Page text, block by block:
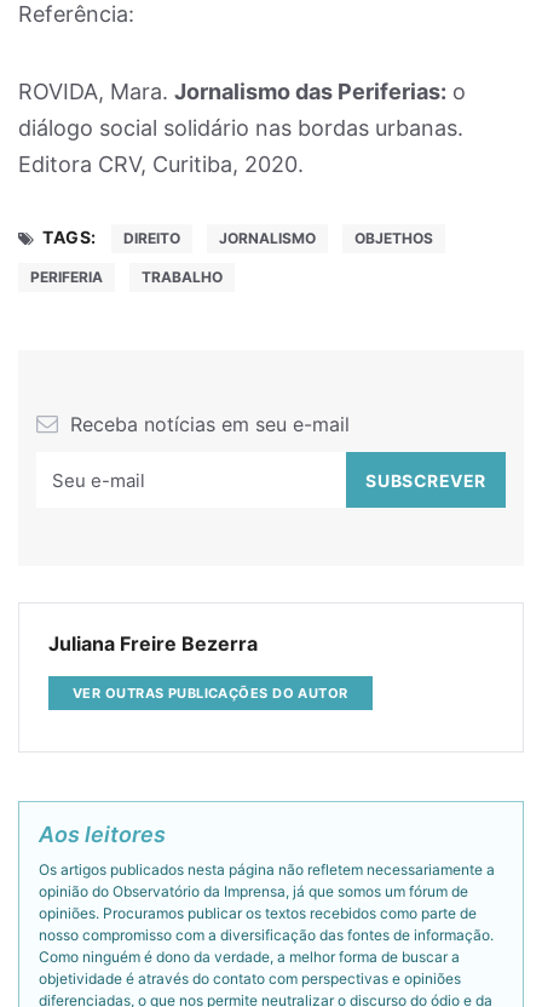
Referência:
ROVIDA, Mara. Jornalismo das Periferias: o
diálogo social solidário nas bordas urbanas.
Editora CRV, Curitiba, 2020.
TAGS: DIREITO JORNALISMO OBJETHOS
PERIFERIA TRABALHO
Receba notícias em seu e-mail
Juliana Freire Bezerra
VER OUTRAS PUBLICAÇÕES DO AUTOR
Aos leitores
Os artigos publicados nesta página não refletem necessariamente a
opinião do Observatório da Imprensa, já que somos um fórum de
opiniões. Procuramos publicar os textos recebidos como parte de
nosso compromisso com a diversificação das fontes de informação.
Como ninguém é dono da verdade, a melhor forma de buscar a
objetividade é através do contato com perspectivas e opiniões
diferenciadas, o que nos permite neutralizar o discurso do ódio e da